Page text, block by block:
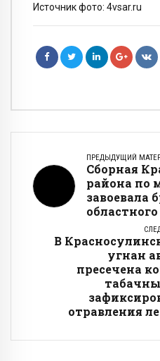
Источник фото: 4vsar.ru
ПРЕДЫДУЩИЙ
Сборная
района по
завоевала
В
угнан
пресечена
отравления